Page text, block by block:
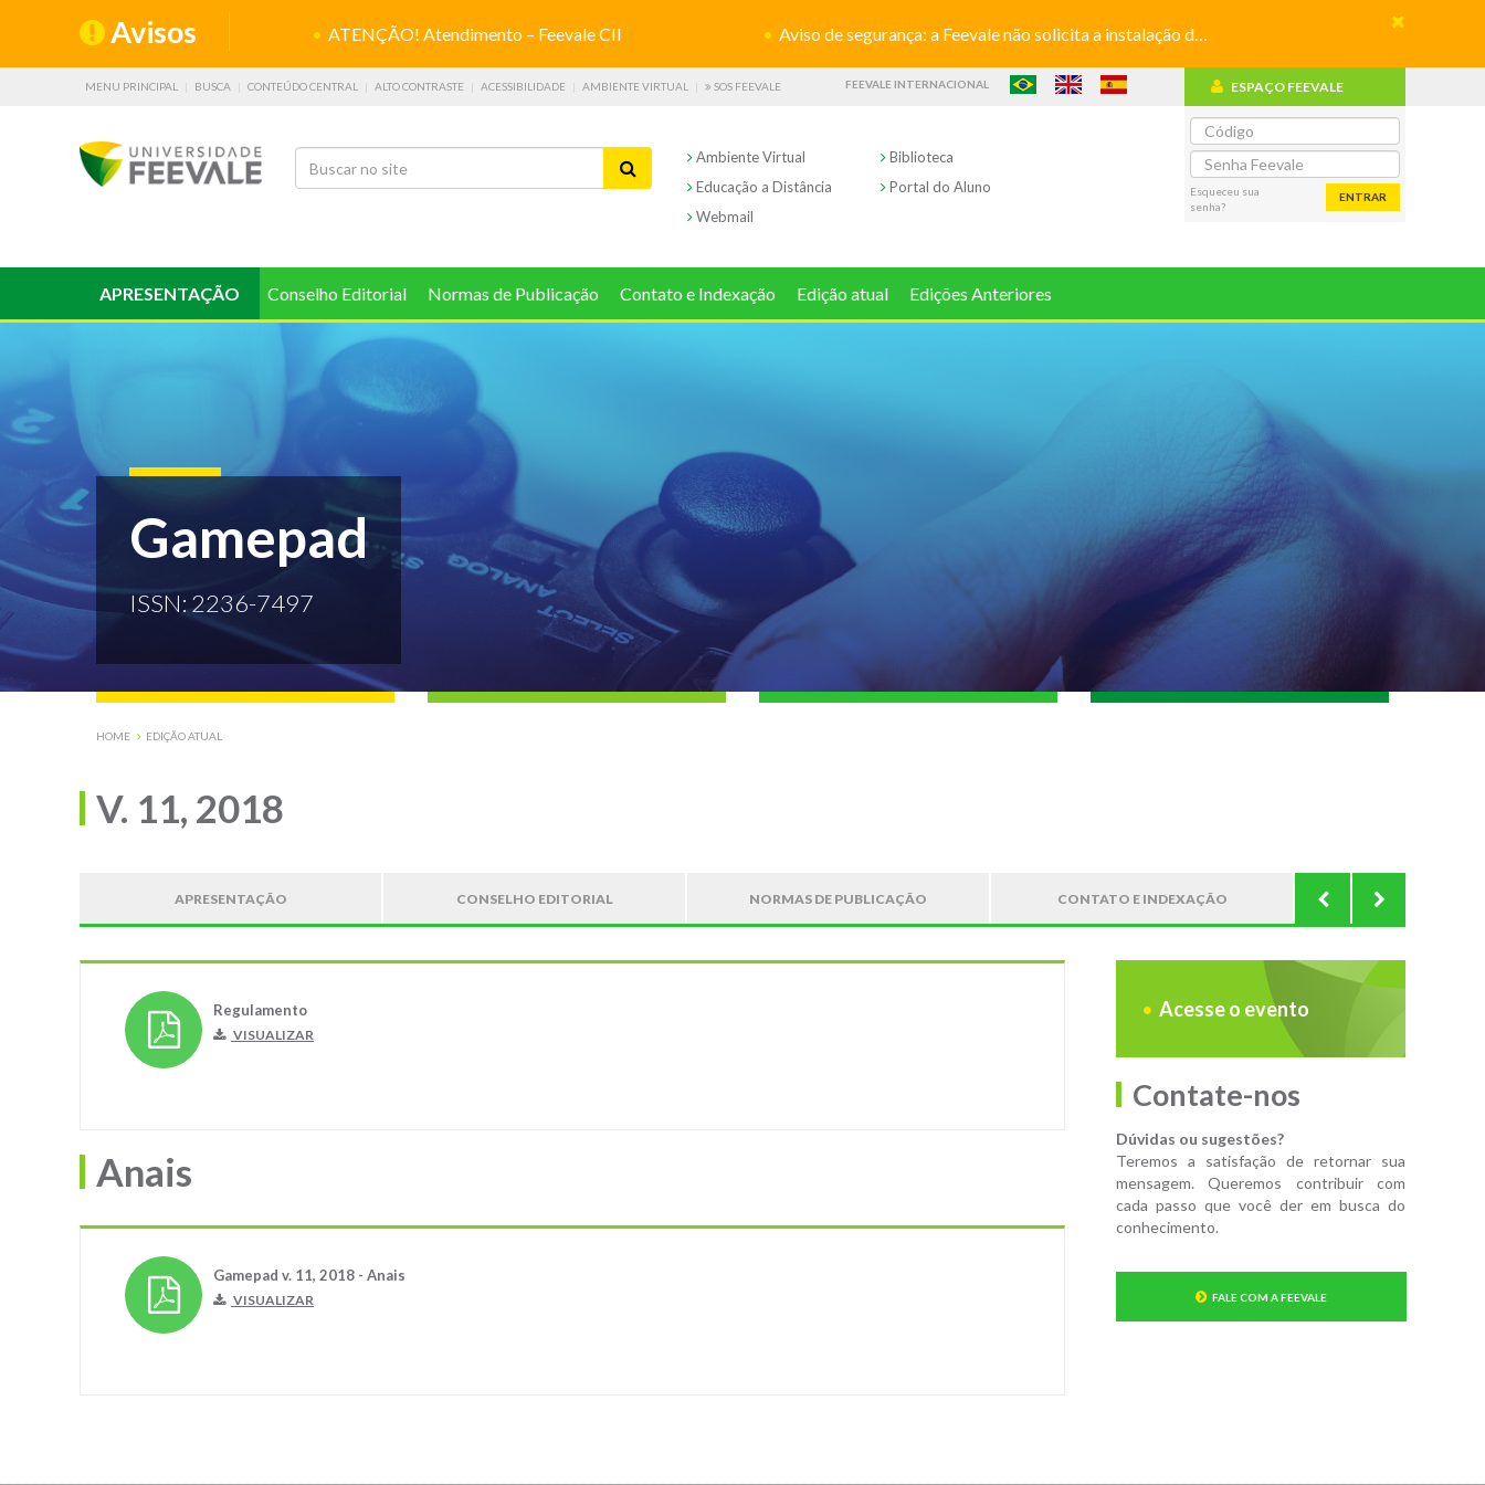
Avisos ATENÇÃO! Atendimento – Feevale CII Aviso de segurança: a Feevale não solicita a instalação de aplicativos
MENU PRINCIPAL BUSCA CONTEÚDO CENTRAL ALTO CONTRASTE ACESSIBILIDADE AMBIENTE VIRTUAL SOS FEEVALE FEEVALE INTERNACIONAL
Ambiente Virtual
Biblioteca
Educação a Distância
Portal do Aluno
Webmail
ESPAÇO FEEVALE
Esqueceu sua
senha?
ENTRAR
APRESENTAÇÃO Conselho Editorial Normas de Publicação Contato e Indexação Edição atual Edições Anteriores
Gamepad
ISSN: 2236-7497
HOME EDIÇÃO ATUAL
V. 11, 2018
APRESENTAÇÃO CONSELHO EDITORIAL NORMAS DE PUBLICAÇÃO CONTATO E INDEXAÇÃO
Regulamento
VISUALIZAR
Anais
Gamepad v. 11, 2018 - Anais
VISUALIZAR
Acesse o evento
Contate-nos
Dúvidas ou sugestões?
Teremos a satisfação de retornar sua
mensagem. Queremos contribuir com
cada passo que você der em busca do
conhecimento.
FALE COM A FEEVALE